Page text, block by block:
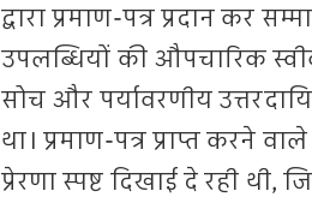
द्वारा प्रमाण-पत्र प्रदान कर
उपलब्धियों की औपचारिक
सोच और पर्यावरणीय
था। प्रमाण-पत्र प्राप्त करने
प्रेरणा स्पष्ट दिखाई दे रही